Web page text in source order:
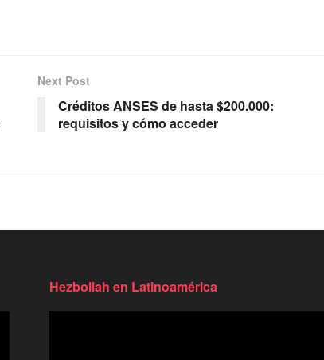
Next Post
Créditos ANSES de hasta $200.000:
requisitos y cómo acceder
Hezbollah en Latinoamérica